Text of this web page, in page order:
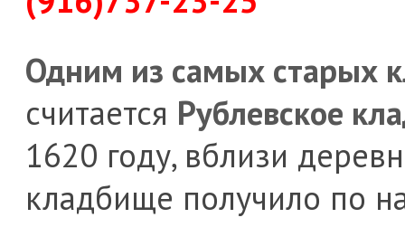
Одним из самых старых
считается Рублевское
1620 году, вблизи
кладбище получило по